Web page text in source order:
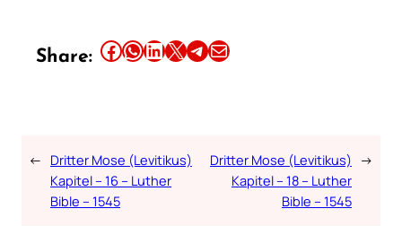
Share: Share this article on Facebook Share this article on WhatsApp Share this article on LinkedIn Share this article on X Share this article on TelegramEmail this Article
← Dritter Mose (Levitikus)
Kapitel – 16 – Luther
Bible – 1545
Dritter Mose (Levitikus)
Kapitel – 18 – Luther
Bible – 1545
→